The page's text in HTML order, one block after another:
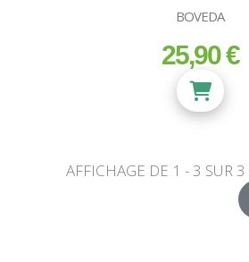
BOVEDA
prix
25,90 €
AFFICHAGE DE 1 - 3 SUR